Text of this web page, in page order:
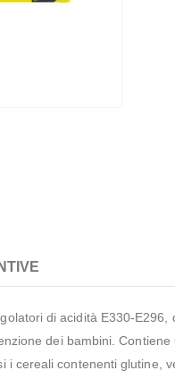
di acidità E330-
dei bambini. Contiene
i cereali contenenti glutine,